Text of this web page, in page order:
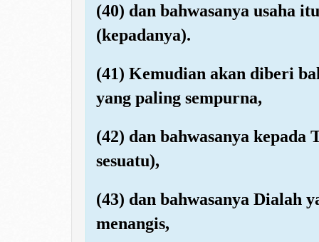
(40) dan bahwasanya usaha
(kepadanya).
(41) Kemudian akan diberi
yang paling sempurna,
(42) dan bahwasanya kepada
sesuatu),
(43) dan bahwasanya Dialah
menangis,